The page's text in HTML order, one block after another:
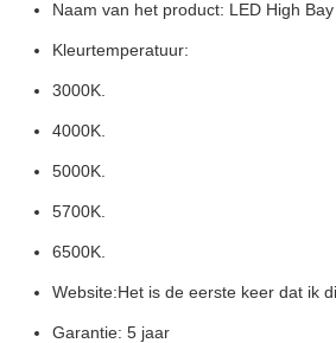
Naam van het product: LED High
Kleurtemperatuur:
3000K.
4000K.
5000K.
5700K.
6500K.
Website:Het is de eerste keer dat ik
Garantie: 5 jaar